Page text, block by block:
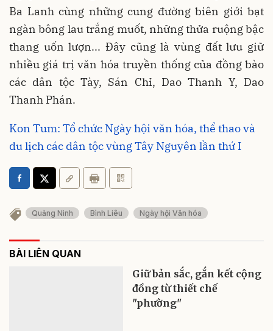
Ba Lanh cùng những cung đường biên giới bạt
ngàn bông lau trắng muốt, những thửa ruộng bậc
thang uốn lượn... Đây cũng là vùng đất lưu giữ
nhiều giá trị văn hóa truyền thống của đồng bào
các dân tộc Tày, Sán Chỉ, Dao Thanh Y, Dao
Thanh Phán.
Kon Tum: Tổ chức Ngày hội văn hóa, thể thao và
du lịch các dân tộc vùng Tây Nguyên lần thứ I
Quảng Ninh Bình Liêu Ngày hội Văn hóa
BÀI LIÊN QUAN
Giữ bản sắc, gắn kết cộng
đồng từ thiết chế
"phường"